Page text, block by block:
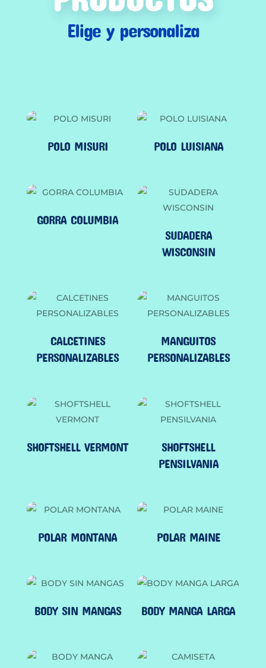
Elige y personaliza
POLO MISURI POLO LUISIANA
GORRA COLUMBIA
SUDADERA
WISCONSIN
CALCETINES
PERSONALIZABLES
MANGUITOS
PERSONALIZABLES
SHOFTSHELL VERMONT
SHOFTSHELL
PENSILVANIA
POLAR MONTANA POLAR MAINE
BODY SIN MANGAS BODY MANGA LARGA